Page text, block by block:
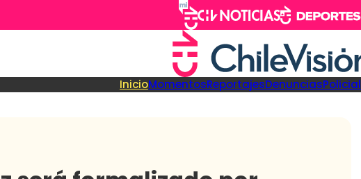
InicioMomentosReportajesDenunciasPolicial